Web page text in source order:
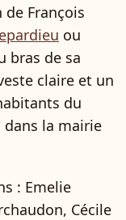
de François
ou
bras de sa
claire et un
du
la mairie
: Emelie
Cécile